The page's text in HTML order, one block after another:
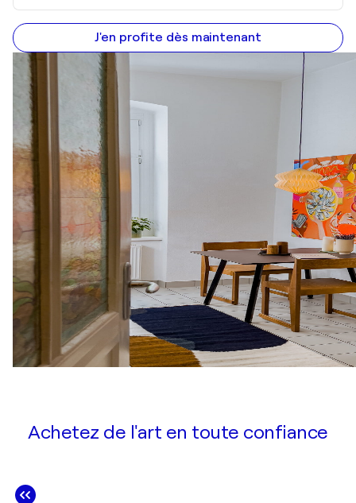
J'en profite dès maintenant
Achetez de l'art en toute confiance